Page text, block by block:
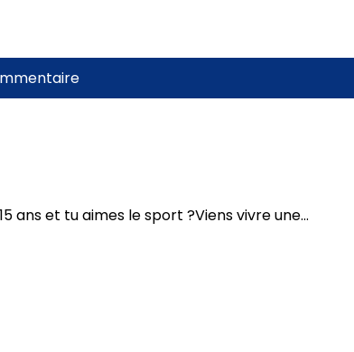
et tu aimes le sport ?Viens vivre une...